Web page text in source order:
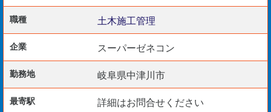
【活かせる資格】
1・2級土木施工管理技士
1・2級舗装施工管理技術者
1・2級造園施工管理技士
1・2級建築機械施工管理技士
監理技術者（一土施）
職種 土木施工管理
企業 スーパーゼネコン
勤務地 岐阜県中津川市
最寄駅 詳細はお問合せください